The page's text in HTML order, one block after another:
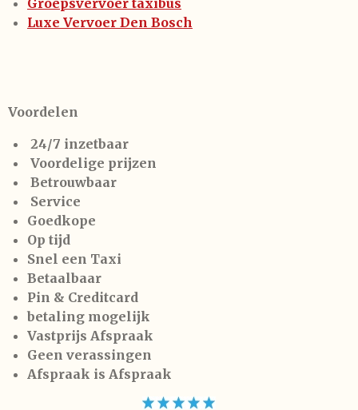
Groepsvervoer taxibus
Luxe Vervoer Den Bosch
Voordelen
24/7 inzetbaar
Voordelige prijzen
Betrouwbaar
Service
Goedkope
Op tijd
Snel een Taxi
Betaalbaar
Pin & Creditcard
betaling mogelijk
Vastprijs Afspraak
Geen verassingen
Afspraak is Afspraak